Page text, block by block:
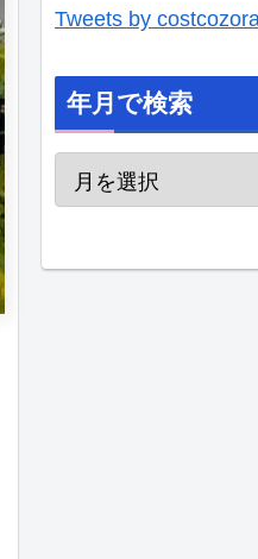
Tweets by
年月で検索